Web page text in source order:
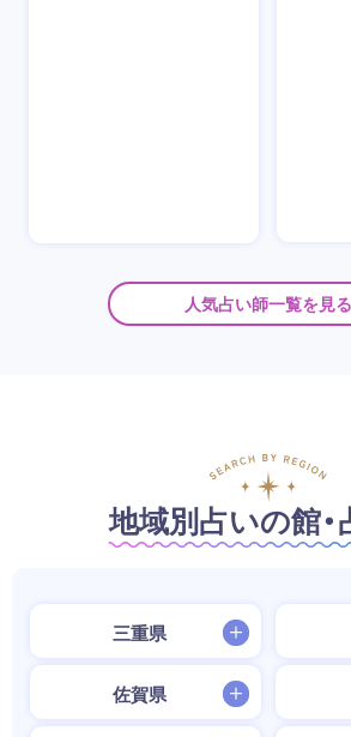
人気占い師一覧を見る
地域別占いの館・
三重県
佐賀県